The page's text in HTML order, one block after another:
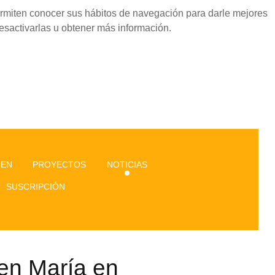
conocer sus hábitos de navegación para darle mejores
u obtener más información.
PROYECTOS NOTICIAS
SUSCRIPCIÓN
María en